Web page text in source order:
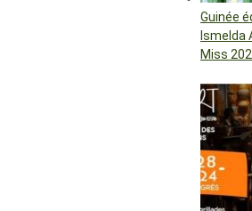
Guinée
Ismelda
Miss